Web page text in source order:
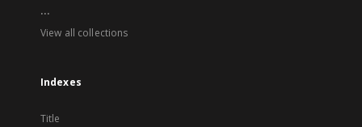
...
View all collections
Indexes
Title